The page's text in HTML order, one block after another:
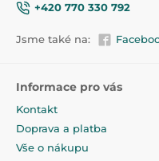
+420 770 330 792
Jsme také na:
Informace pro vás
Kontakt
Doprava a platba
Vše o nákupu